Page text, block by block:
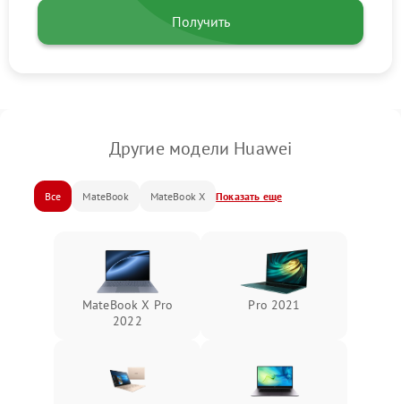
Получить
Другие модели Huawei
Все MateBook MateBook X Показать еще
MateBook X Pro
2022
Pro 2021